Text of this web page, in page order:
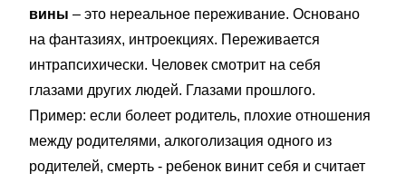
вины – это нереальное переживание. Основано
на фантазиях, интроекциях. Переживается
интрапсихически. Человек смотрит на себя
глазами других людей. Глазами прошлого.
Пример: если болеет родитель, плохие отношения
между родителями, алкоголизация одного из
родителей, смерть - ребенок винит себя и считает